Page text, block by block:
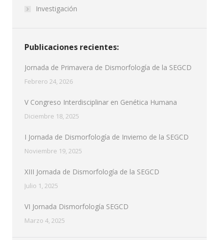
Investigación
Publicaciones recientes:
Jornada de Primavera de Dismorfología de la SEGCD
Febrero 24, 2026
V Congreso Interdisciplinar en Genética Humana
Diciembre 18, 2025
I Jornada de Dismorfología de Invierno de la SEGCD
Noviembre 19, 2025
XIII Jornada de Dismorfología de la SEGCD
Julio 1, 2025
VI Jornada Dismorfología SEGCD
Marzo 4, 2025